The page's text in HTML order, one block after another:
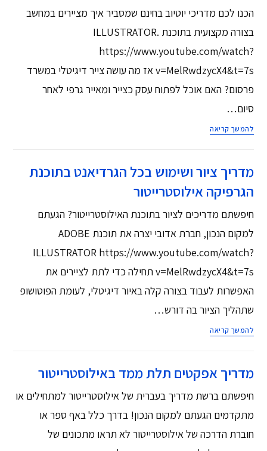
הכנו לכם מדריכי יוטיוב בחינם שמסביר איך מציירים במחשב
בצורה מקצועית בתוכנת ILLUSTRATOR.
https://www.youtube.com/watch?
v=MelRwdzycX4&t=7s אז מה עושה צייר דיגיטלי במשרד
פרסום? האם אוכל לפתוח עסק כצייר ומאייר גרפי לאחר
סיום…
להמשך קריאה
מדריך ציור ושימוש בכל הגרדיאנט בתוכנת
הגרפיקה אילוסטרייטור
חיפשתם מדריכים לציור בתוכנת האילוסטרייטור? הגעתם
למקום הנכון, חברת אדובי יצרה את תוכנת ADOBE
ILLUSTRATOR https://www.youtube.com/watch?
v=MelRwdzycX4&t=7s תחילה כדי לתת לציירים את
האפשרות לעבוד בצורה קלה באיור דיגיטלי, לעומת הפוטושופ
שתהליך הציור בה דורש…
להמשך קריאה
מדריך אפקטים תלת ממד באילוסטרייטור
חיפשתם ברשת מדריך בעברית של אילוסטרייטור למתחילים או
מתקדמים הגעתם למקום הנכון! בדרך כלל באף ספר או
חוברת הדרכה של אילוסטרייטור לא תראו מתכונים של